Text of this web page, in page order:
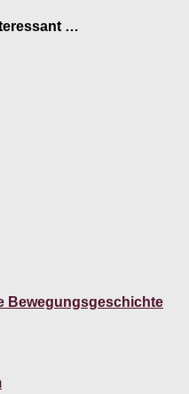
…
Bewegungsgeschichte